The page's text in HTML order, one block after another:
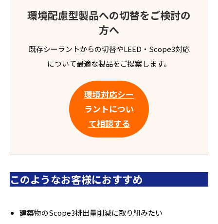
環境配慮型製品への切替をご検討の
方へ
既存シーラントからの切替やLEED・Scope3対応
について最適な製品をご提案します。
環境対応シー
ラントについ
て相談する
このようなお客様におすすめ
建築物のScope3排出量削減に取り組みたい